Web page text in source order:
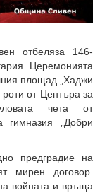
отбеляза 146-
Церемонията
площад „Хаджи
от Центъра за
чета от
гимназия „Добри
предградие на
мирен договор.
войната и връща